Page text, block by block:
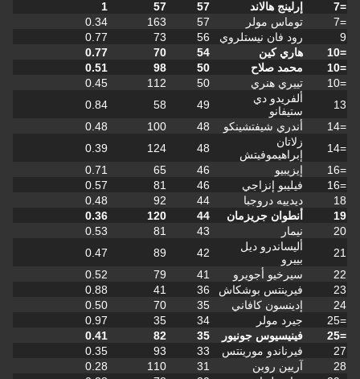
إرلينج هالاند 57
57
توماس مولر
57
163
0.34
رود فان نيستلروي
56
73
هاري كين
70
محمد صلاح
98
تييري هنري
112
0.45
ألفريدو دي
ستيفانو
58
أندري شيفتشينكو
48
100
0.48
زلاتان
إبراهيموفيتش
124
0.39
إيزيبيو
65
فيليبو إنزاجي
46
81
ديدييه دروجبا
44
92
أنطوان جريزمان
44
120
0.36
نيمار
81
أليساندرو ديل
بييرو
42
89
سيرخيو أجويرو
41
79
فيرينتس بوشكاش
36
41
إدينسون كافاني
35
70
جيرد مولر
35
فينيسيوس جونيور
35
82
فيرناندو مورينتس
33
93
آريين روبن
110
0.28